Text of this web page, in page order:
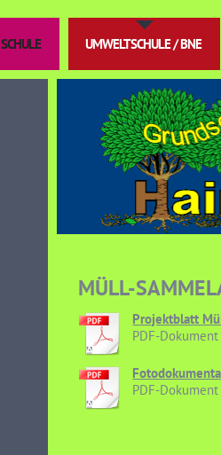
UMWELTSCHULE / BNE
MÜLL-
Projektblatt
PDF-
PDF-